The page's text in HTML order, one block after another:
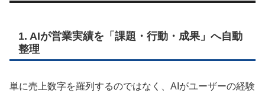
1. AIが営業実績を「課題・行動・成果」へ自動
整理
単に売上数字を羅列するのではなく、AIがユーザーの経験